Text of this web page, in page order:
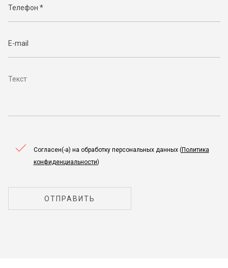
Согласен(-а) на обработку персональных данных (Политика
конфиденциальности)
ОТПРАВИТЬ